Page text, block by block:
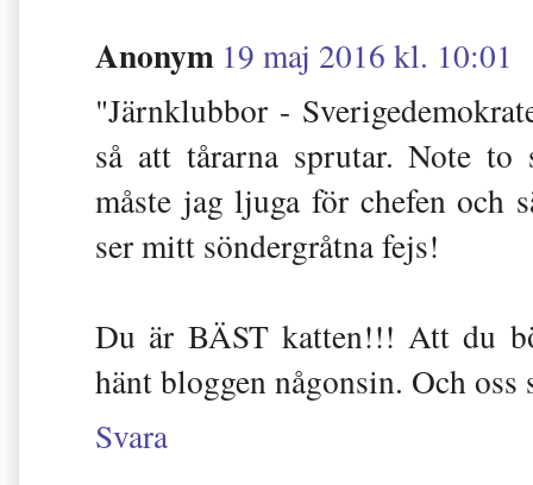
Anonym 19 maj 2016 kl. 10:01
"Järnklubbor -
så att tårarna sprutar. Note
måste jag ljuga för chefen och
ser mitt söndergråtna fejs!
Du är BÄST katten!!! Att du
hänt bloggen någonsin. Och
Svara